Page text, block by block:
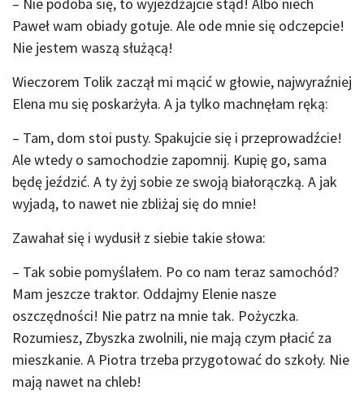
Paweł wam obiady gotuje. Ale ode mnie się odczepcie!
Nie jestem waszą służącą!
Wieczorem Tolik zaczął mi mącić w głowie, najwyraźniej
Elena mu się poskarżyła. A ja tylko machnęłam ręką:
– Tam, dom stoi pusty. Spakujcie się i przeprowadźcie!
Ale wtedy o samochodzie zapomnij. Kupię go, sama
będę jeździć. A ty żyj sobie ze swoją białorączką. A jak
wyjadą, to nawet nie zbliżaj się do mnie!
Zawahał się i wydusił z siebie takie słowa:
– Tak sobie pomyślałem. Po co nam teraz samochód?
Mam jeszcze traktor. Oddajmy Elenie nasze
oszczędności! Nie patrz na mnie tak. Pożyczka.
Rozumiesz, Zbyszka zwolnili, nie mają czym płacić za
mieszkanie. A Piotra trzeba przygotować do szkoły. Nie
mają nawet na chleb!